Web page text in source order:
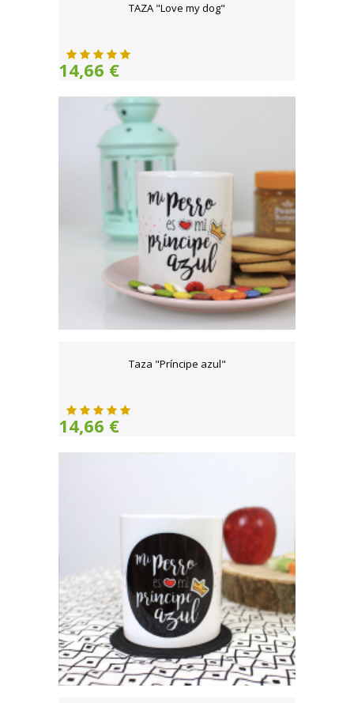
TAZA "Love my dog"
14,66 €
Taza "Príncipe azul"
14,66 €